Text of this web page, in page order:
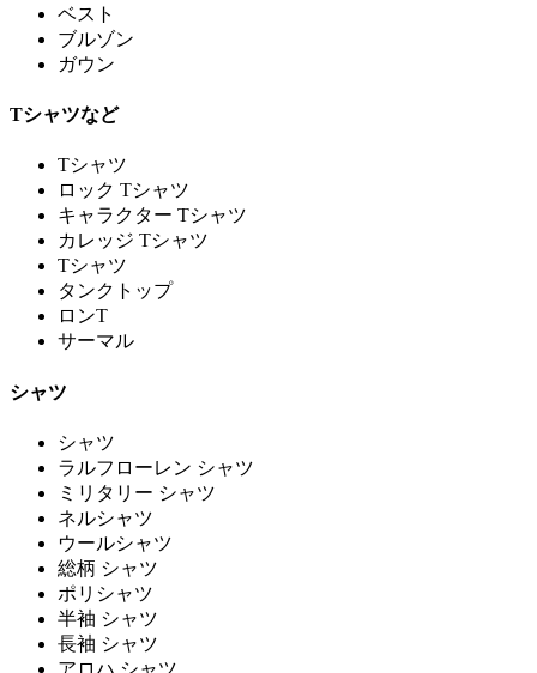
ベスト
ブルゾン
ガウン
Tシャツなど
Tシャツ
ロック Tシャツ
キャラクター Tシャツ
カレッジ Tシャツ
Tシャツ
タンクトップ
ロンT
サーマル
シャツ
シャツ
ラルフローレン シャツ
ミリタリー シャツ
ネルシャツ
ウールシャツ
総柄 シャツ
ポリシャツ
半袖 シャツ
長袖 シャツ
アロハ シャツ